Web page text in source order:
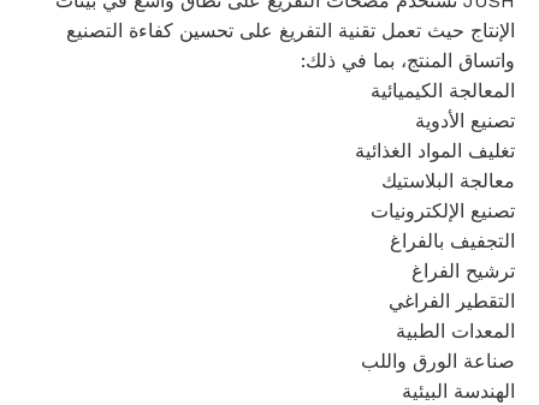
الإنتاج حيث تعمل تقنية التفريغ على تحسين كفاءة التصنيع
واتساق المنتج، بما في ذلك:
المعالجة الكيميائية
تصنيع الأدوية
تغليف المواد الغذائية
معالجة البلاستيك
تصنيع الإلكترونيات
التجفيف بالفراغ
ترشيح الفراغ
التقطير الفراغي
المعدات الطبية
صناعة الورق واللب
الهندسة البيئية